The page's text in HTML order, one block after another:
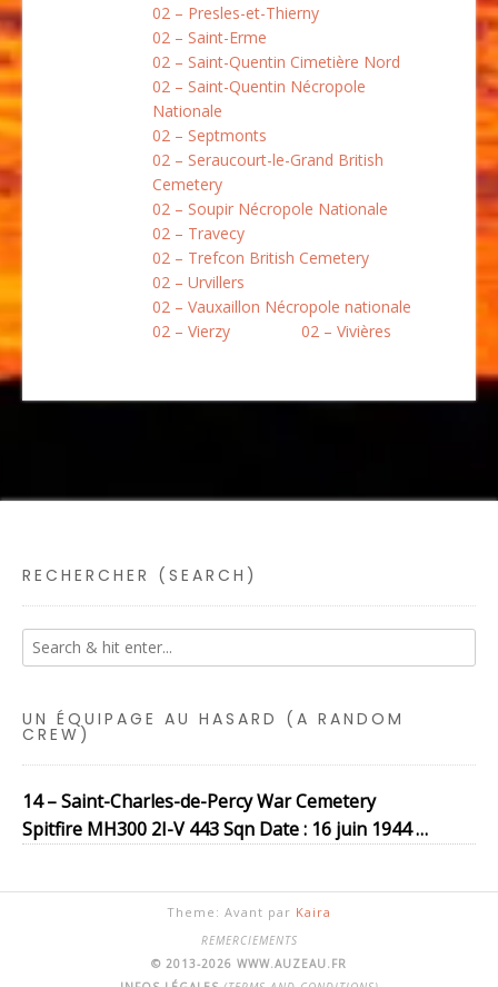
02 – Presles-et-Thierny
02 – Saint-Erme
02 – Saint-Quentin Cimetière Nord
02 – Saint-Quentin Nécropole
Nationale
02 – Septmonts
02 – Seraucourt-le-Grand British
Cemetery
02 – Soupir Nécropole Nationale
02 – Travecy
02 – Trefcon British Cemetery
02 – Urvillers
02 – Vauxaillon Nécropole nationale
02 – Vierzy
02 – Vivières
RECHERCHER (SEARCH)
UN ÉQUIPAGE AU HASARD (A RANDOM
CREW)
14 – Saint-Charles-de-Percy War Cemetery
Spitfire MH300 2I-V 443 Sqn Date : 16 juin 1944 …
Theme: Avant par Kaira
REMERCIEMENTS
© 2013-2026 WWW.AUZEAU.FR